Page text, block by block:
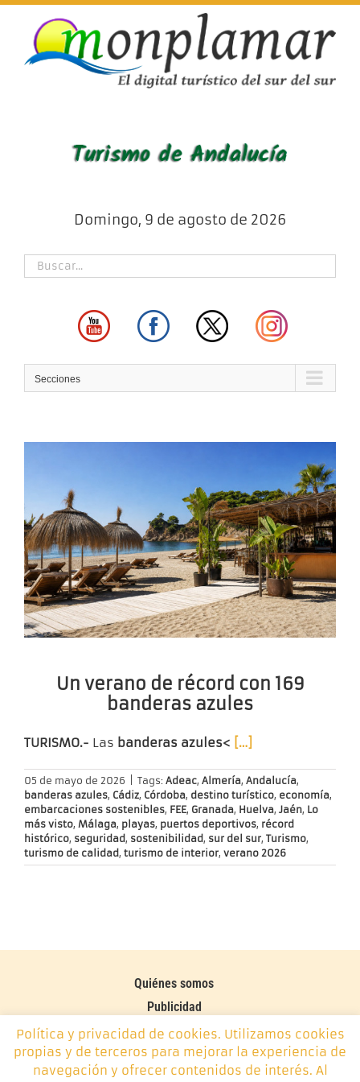
Skip
content
Domingo, 9 de agosto de 2026
Secciones
Un verano de récord con 169
banderas azules
TURISMO.- Las banderas azules< […]
05 de mayo de 2026 Tags: Adeac, Almería, Andalucía,
banderas azules, Cádiz, Córdoba, destino turístico, economía,
embarcaciones sostenibles, FEE, Granada, Huelva, Jaén, Lo
más visto, Málaga, playas, puertos deportivos, récord
histórico, seguridad , sostenibilidad , sur del sur, Turismo,
turismo de calidad , turismo de interior, verano 2026
Quiénes somos
Publicidad
Contacto
Política de cookies
Política y privacidad de cookies. Utilizamos cookies
propias y de terceros para mejorar la experiencia de
navegación y ofrecer contenidos de interés. Al